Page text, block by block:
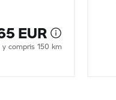
EUR
y compris 150 km